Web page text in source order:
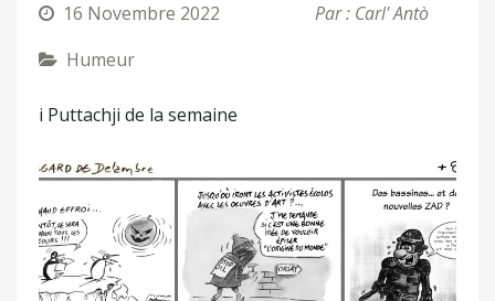
16 Novembre 2022
Par : Carl' Antò
Humeur
i Puttachji de la semaine